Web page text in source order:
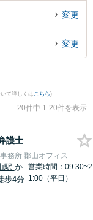
社との交渉のトラブル
トラブル解決の実績豊
会社との交渉を法律相
変更
変更
て詳しくはこちら)
20件中 1-20件を表示
護士
務所 郡山オフィス
駅 か
歩4分
営業時間：09:30~2
1:00（平日）